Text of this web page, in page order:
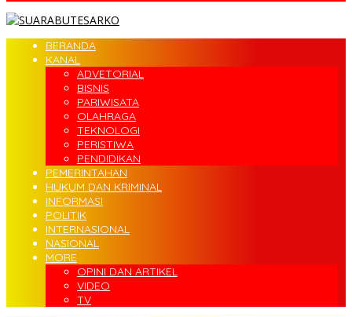
BERANDA
KANAL
ADVETORIAL
BISNIS
PARIWISATA
OLAHRAGA
TEKNOLOGI
PERISTIWA
PENDIDIKAN
PEMERINTAHAN
HUKUM DAN KRIMINAL
INFORMASI
POLITIK
INTERNASIONAL
NASIONAL
MORE
OPINI DAN ARTIKEL
VIDEO
TV